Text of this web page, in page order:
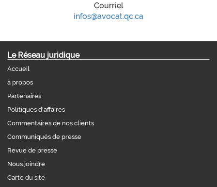
Courriel
infos@avocat.qc.ca
Le Réseau juridique
Accueil
à propos
Partenaires
Politiques d'affaires
Commentaires de nos clients
Communiqués de presse
Revue de presse
Nous joindre
Carte du site